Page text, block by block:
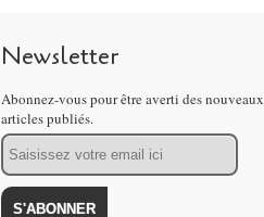
Newsletter
Abonnez-vous pour être averti des nouveaux
articles publiés.
Email